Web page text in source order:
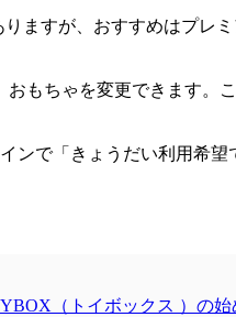
ますが、おすすめはプレミ
おもちゃを変更できます。
ンで「きょうだい利用希
（トイボックス ）の